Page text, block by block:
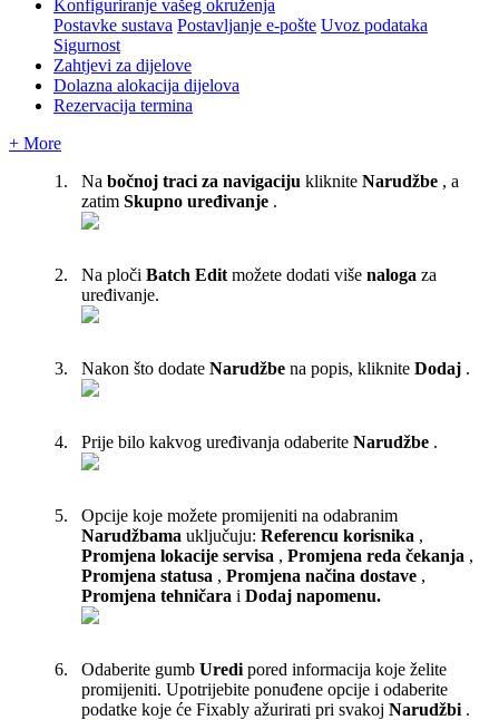
Konfiguriranje vašeg okruženja
Postavke sustava Postavljanje e-pošte Uvoz podataka
Sigurnost
Zahtjevi za dijelove
Dolazna alokacija dijelova
Rezervacija termina
+ More
Na bočnoj traci za navigaciju kliknite Narudžbe , a
zatim Skupno uređivanje .
Na ploči Batch Edit možete dodati više naloga za
uređivanje.
Nakon što dodate Narudžbe na popis, kliknite Dodaj .
Prije bilo kakvog uređivanja odaberite Narudžbe .
Opcije koje možete promijeniti na odabranim
Narudžbama uključuju: Referencu korisnika ,
Promjena lokacije servisa , Promjena reda čekanja ,
Promjena statusa , Promjena načina dostave ,
Promjena tehničara i Dodaj napomenu.
Odaberite gumb Uredi pored informacija koje želite
promijeniti. Upotrijebite ponuđene opcije i odaberite
podatke koje će Fixably ažurirati pri svakoj Narudžbi .